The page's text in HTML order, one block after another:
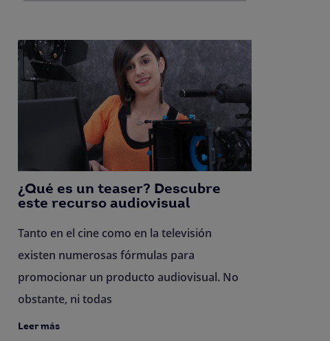
¿Qué es un teaser? Descubre
este recurso audiovisual
Tanto en el cine como en la televisión
existen numerosas fórmulas para
promocionar un producto audiovisual. No
obstante, ni todas
Leer más